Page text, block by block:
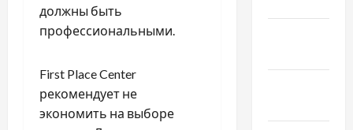
должны быть
профессиональными.
First Place Center
рекомендует не
экономить на выборе